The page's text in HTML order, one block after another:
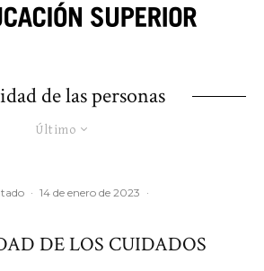
de las personas
Último
· 14 de enero de 2023 ·
DE LOS CUIDADOS